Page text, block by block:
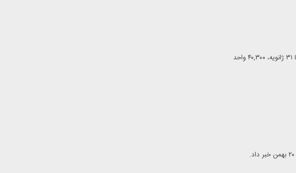
شرکت Sol Strategies میزان دارایی‌های سولانای خود را افزایش داده و بین ۱۹ تا ۳۱ ژانویه، ۴۰,۳۰۰ واحد